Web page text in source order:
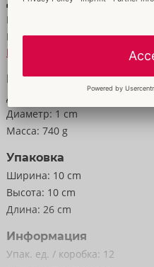
Цвет:
Материал: TPE, ABS
К материальной информации
Размер
Длина:
Диаметр: 1 cm
Масса: 740 g
Упаковка
Ширина: 10 cm
Высота: 10 cm
Длина: 26 cm
Информация
Упак. ед. / коробка: 12